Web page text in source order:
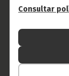
Consultar
Haz
CATEGORÍAS